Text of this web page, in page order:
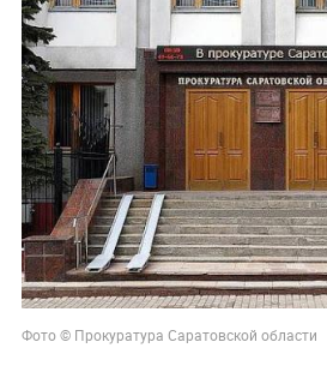
Фото © Прокуратура Саратовской области